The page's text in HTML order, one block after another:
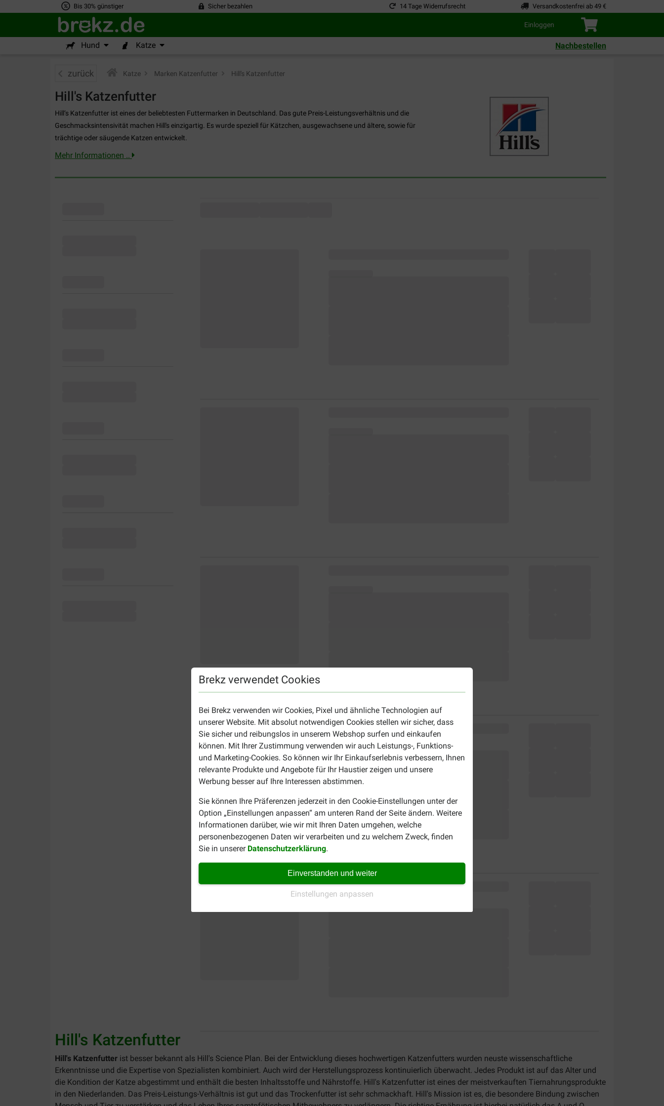
Bis 30% günstiger Sicher bezahlen 14 Tage Widerrufsrecht Versandkostenfrei ab 49 €
Einloggen
Hund Katze Nachbestellen
Brekz verwendet Cookies
Bei Brekz verwenden wir Cookies, Pixel und ähnliche Technologien auf
unserer Website. Mit absolut notwendigen Cookies stellen wir sicher, dass
Sie sicher und reibungslos in unserem Webshop surfen und einkaufen
können. Mit Ihrer Zustimmung verwenden wir auch Leistungs-, Funktions-
und Marketing-Cookies. So können wir Ihr Einkaufserlebnis verbessern, Ihnen
relevante Produkte und Angebote für Ihr Haustier zeigen und unsere
Werbung besser auf Ihre Interessen abstimmen.
Sie können Ihre Präferenzen jederzeit in den Cookie-Einstellungen unter der
Option „Einstellungen anpassen“ am unteren Rand der Seite ändern. Weitere
Informationen darüber, wie wir mit Ihren Daten umgehen, welche
personenbezogenen Daten wir verarbeiten und zu welchem Zweck, finden
Sie in unserer Datenschutzerklärung.
Einverstanden und weiter
Einstellungen anpassen
zurück Katze Marken Katzenfutter Hill's Katzenfutter
Hill's Katzenfutter
Hill‘s Katzenfutter ist eines der beliebtesten Futtermarken in Deutschland. Das gute Preis-Leistungsverhältnis und die
Geschmacksintensivität machen Hill's einzigartig. Es wurde speziell für Kätzchen, ausgewachsene und ältere, sowie für
trächtige oder säugende Katzen entwickelt.
Mehr Informationen ..
Hill's Katzenfutter
Hill's Katzenfutter ist besser bekannt als Hill's Science Plan. Bei der Entwicklung dieses hochwertigen Katzenfutters wurden neuste wissenschaftliche
Erkenntnisse und die Expertise von Spezialisten kombiniert. Auch wird der Herstellungsprozess kontinuierlich überwacht. Jedes Produkt ist auf das Alter und
die Kondition der Katze abgestimmt und enthält die besten Inhaltsstoffe und Nährstoffe. Hill's Katzenfutter ist eines der meistverkauften Tiernahrungsprodukte
in den Niederlanden. Das Preis-Leistungs-Verhältnis ist gut und das Trockenfutter ist sehr schmackhaft. Hill's Mission ist es, die besondere Bindung zwischen